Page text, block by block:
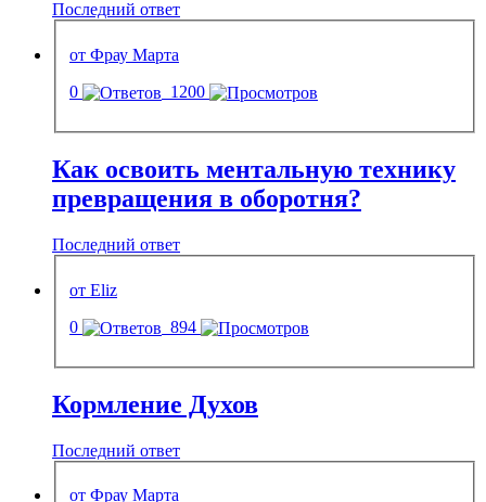
Последний ответ
от Фрау Марта
0
1200
Как освоить ментальную технику
превращения в оборотня?
Последний ответ
от Eliz
0
894
Кормление Духов
Последний ответ
от Фрау Марта